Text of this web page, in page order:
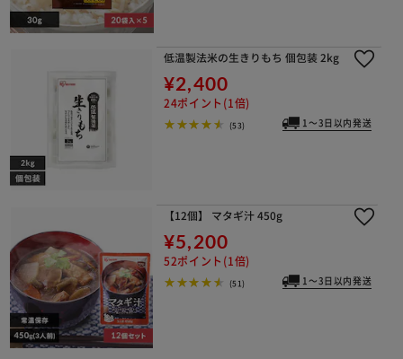
低温製法米の生きりもち 個包装 2kg
¥2,400
24ポイント(1倍)
(53) 1～3日以内発送
【12個】 マタギ汁 450g
¥5,200
52ポイント(1倍)
(51) 1～3日以内発送